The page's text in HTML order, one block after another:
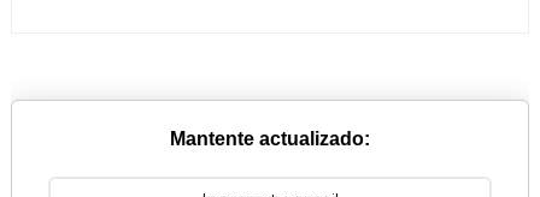
Mantente actualizado: